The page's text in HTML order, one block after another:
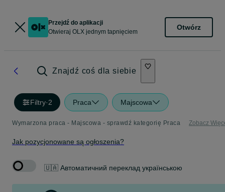
Przejdź do aplikacji
Otwieraj OLX jednym tapnięciem
Otwórz
Znajdź coś dla siebie
Filtry·2 Praca Majscowa
Wymarzona praca - Majscowa - sprawdź kategorię Praca Zobacz
Jak pozycjonowane są ogłoszenia?
🇺🇦 Автоматичний переклад українською